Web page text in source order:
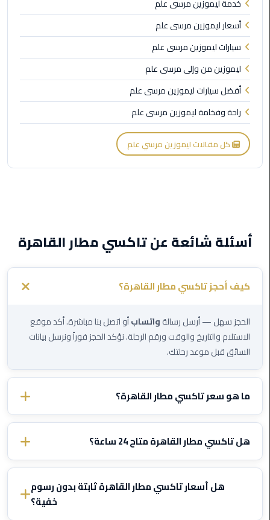
تاكسي
العاصمة
ليموزين
مطار
برج
العرب
الدولي
تاكسي
برج
العرب
مطروح
تاكسي
اسكندريه
ليموزين
مطار
برج
العرب
والإسكندرية
ليموزين
دمياط
ليموزين
خدمة ليموزين مرسى علم
أسعار ليموزين مرسى علم
سيارات ليموزين مرسى علم
ليموزين من وإلى مرسى علم
أفضل سيارات ليموزين مرسى علم
راحة وفخامة ليموزين مرسى علم
كل مقالات ليموزين مرسي علم
أسئلة شائعة عن تاكسي مطار القاهرة
كيف أحجز تاكسي مطار القاهرة؟
الحجز سهل — أرسل رسالةواتسابأو اتصل بنا مباشرة. أكد موقع
الاستلام والتاريخ والوقت ورقم الرحلة. نؤكد الحجز فوراً ونرسل بيانات
السائق قبل موعد رحلتك.
ما هو سعر تاكسي مطار القاهرة؟
الأسعار تختلف حسب الوجهة ونوع السيارة. تواصل معنا عبر الواتساب
وأخبرنا بتفاصيل رحلتك وسنرسل لك سعراً ثابتاً مؤكداً — بدون رسوم
خفية أبداً.
هل تاكسي مطار القاهرة متاح 24 ساعة؟
نعم، تاكسي مطار القاهرة يعمل24/7بما في ذلك الليل والصباح
الباكر والأعياد. نتتبع رحلتك ونعدل وقت الاستلام إذا تأخرت الطائرة —
هل أسعار تاكسي مطار القاهرة ثابتة بدون رسوم
خفية؟